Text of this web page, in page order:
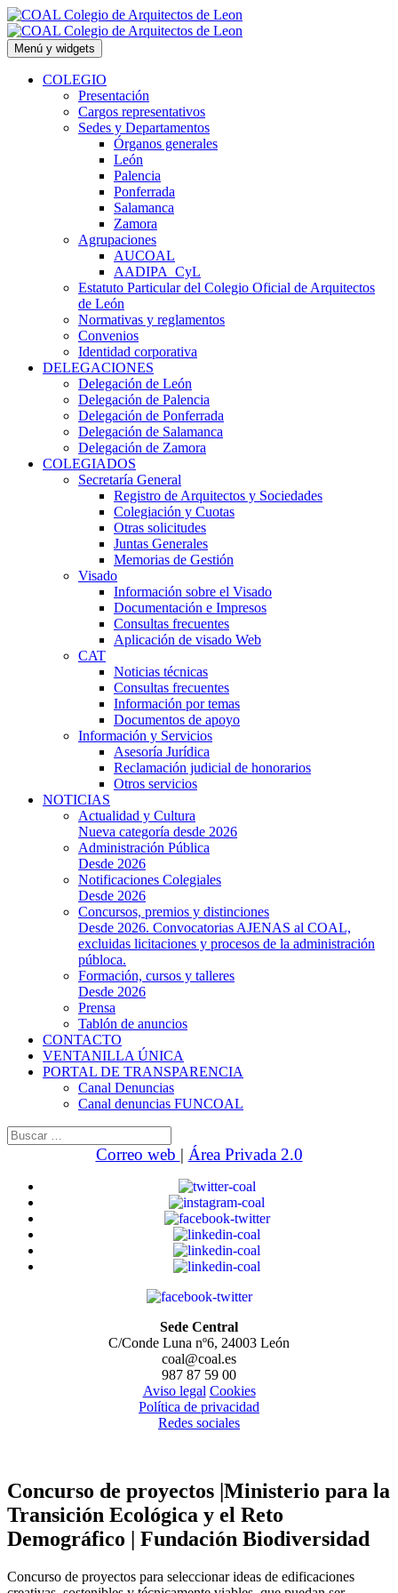
Saltar
al
contenido
Menú y widgets
COLEGIO
Presentación
Cargos representativos
Sedes y Departamentos
Órganos generales
León
Palencia
Ponferrada
Salamanca
Zamora
Agrupaciones
AUCOAL
AADIPA_CyL
Estatuto Particular del Colegio Oficial de Arquitectos
de León
Normativas y reglamentos
Convenios
Identidad corporativa
DELEGACIONES
Delegación de León
Delegación de Palencia
Delegación de Ponferrada
Delegación de Salamanca
Delegación de Zamora
COLEGIADOS
Secretaría General
Registro de Arquitectos y Sociedades
Colegiación y Cuotas
Otras solicitudes
Juntas Generales
Memorias de Gestión
Visado
Información sobre el Visado
Documentación e Impresos
Consultas frecuentes
Aplicación de visado Web
CAT
Noticias técnicas
Consultas frecuentes
Información por temas
Documentos de apoyo
Información y Servicios
Asesoría Jurídica
Reclamación judicial de honorarios
Otros servicios
NOTICIAS
Actualidad y Cultura
Nueva categoría desde 2026
Administración Pública
Desde 2026
Notificaciones Colegiales
Desde 2026
Concursos, premios y distinciones
Desde 2026. Convocatorias AJENAS al COAL,
excluidas licitaciones y procesos de la administración
públoca.
Formación, cursos y talleres
Desde 2026
Prensa
Tablón de anuncios
CONTACTO
VENTANILLA ÚNICA
PORTAL DE TRANSPARENCIA
Canal Denuncias
Canal denuncias FUNCOAL
Buscar:
Correo web | Área Privada 2.0
Sede Central
C/Conde Luna nº6, 24003 León
coal@coal.es
987 87 59 00
Aviso legal Cookies
Política de privacidad
Redes sociales
Concurso de proyectos |Ministerio para la
Transición Ecológica y el Reto
Demográfico | Fundación Biodiversidad
Concurso de proyectos para seleccionar ideas de edificaciones